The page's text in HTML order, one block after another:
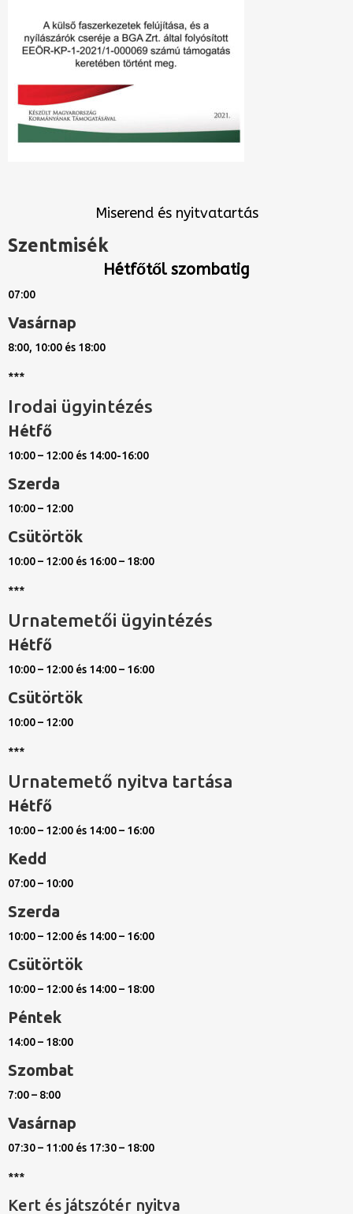
Miserend és nyitvatartás
Szentmisék
Hétfőtől szombatig
07:00
Vasárnap
8:00, 10:00 és 18:00
***
Irodai ügyintézés
Hétfő
10:00 – 12:00 és 14:00-16:00
Szerda
10:00 – 12:00
Csütörtök
10:00 – 12:00 és 16:00 – 18:00
***
Urnatemetői ügyintézés
Hétfő
10:00 – 12:00 és 14:00 – 16:00
Csütörtök
10:00 – 12:00
***
Urnatemető nyitva tartása
Hétfő
10:00 – 12:00 és 14:00 – 16:00
Kedd
07:00 – 10:00
Szerda
10:00 – 12:00 és 14:00 – 16:00
Csütörtök
10:00 – 12:00 és 14:00 – 18:00
Péntek
14:00 – 18:00
Szombat
7:00 – 8:00
Vasárnap
07:30 – 11:00 és 17:30 – 18:00
***
Kert és játszótér nyitva